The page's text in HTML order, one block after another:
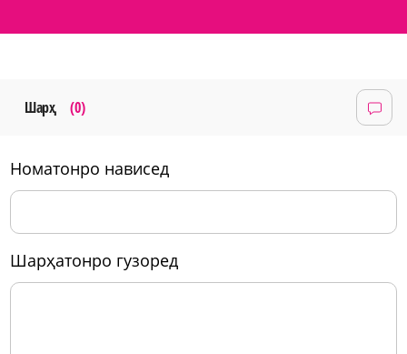
Шарҳ (0)
номатонро нависед
шарҳатонро гузоред